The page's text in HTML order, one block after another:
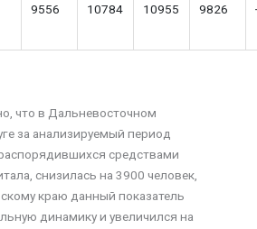
9556 10784 10955 9826
что в Дальневосточном
за анализируемый период
средствами
снизилась на 3900 человек,
краю данный показатель
динамику и увеличился на